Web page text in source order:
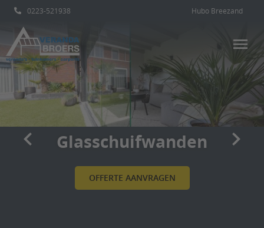
0223-521938 Hubo Breezand
Glasschuifwanden
OFFERTE AANVRAGEN
Glasschuifwanden
OFFERTE AANVRAGEN
Glasschuifwanden
OFFERTE AANVRAGEN